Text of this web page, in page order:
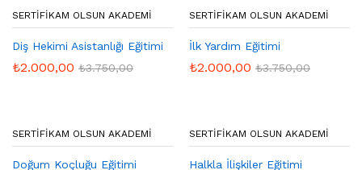
SERTIFIKAM OLSUN AKADEMI
Diş Hekimi Asistanlığı Eğitimi
₺2.000,00 ₺3.750,00
SERTIFIKAM OLSUN AKADEMI
İlk Yardım Eğitimi
₺2.000,00 ₺3.750,00
SERTIFIKAM OLSUN AKADEMI
Doğum Koçluğu Eğitimi
SERTIFIKAM OLSUN AKADEMI
Halkla İlişkiler Eğitimi